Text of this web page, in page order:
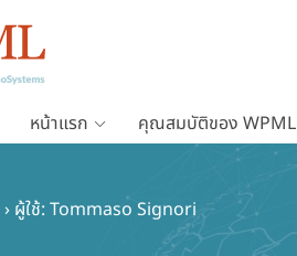
หน้าแรก คุณสมบัติของ WPML
› ผู้ใช้: Tommaso Signori